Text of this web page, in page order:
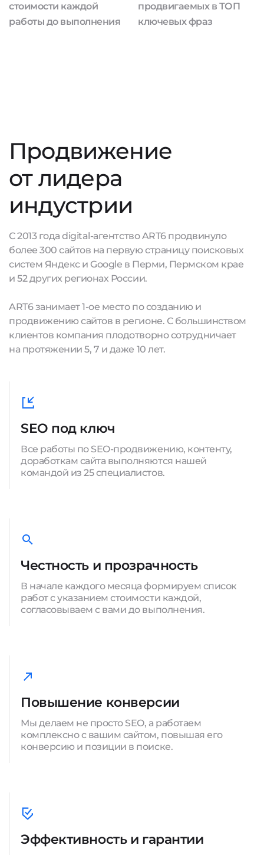
стоимости каждой
работы до выполнения
продвигаемых в ТОП
ключевых фраз
Продвижение
от лидера
индустрии
С 2013 года digital-агентство ART6 продвинуло
более 300 сайтов на первую страницу поисковых
систем Яндекс и Google в Перми, Пермском крае
и 52 других регионах России.
ART6 занимает 1-ое место по созданию и
продвижению сайтов в регионе. С большинством
клиентов компания плодотворно сотрудничает
на протяжении 5, 7 и даже 10 лет.
SEO под ключ
Все работы по SEO-продвижению, контенту,
доработкам сайта выполняются нашей
командой из 25 специалистов.
Честность и прозрачность
В начале каждого месяца формируем список
работ с указанием стоимости каждой,
согласовываем с вами до выполнения.
Повышение конверсии
Мы делаем не просто SEO, а работаем
комплексно с вашим сайтом, повышая его
конверсию и позиции в поиске.
Эффективность и гарантии